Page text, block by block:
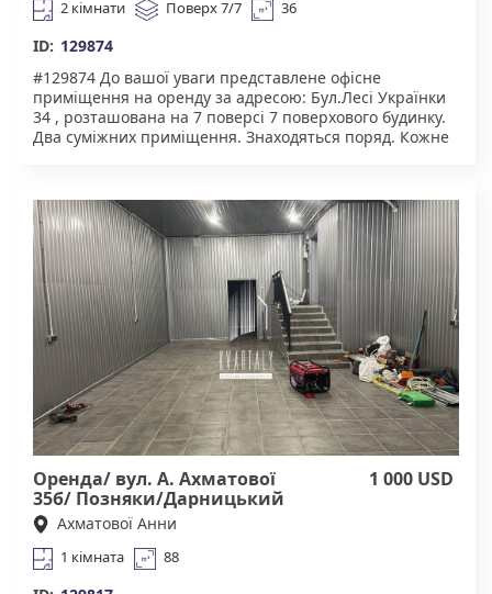
2 кімнати Поверх 7/7 36
ID: 129874
#129874 До вашої уваги представлене офісне
приміщення на оренду за адресою: Бул.Лесі Українки
34 , розташована на 7 поверсі 7 поверхового будинку.
Два суміжних приміщення. Знаходяться поряд. Кожне
інфраструктура. У пішій доступності супермаркети,
торгові центри, ресторани, велика кількість
магазинів, школи, дитячі садки, поліклініка,
стоматологічний кабінет. Тихий та затишний двір,
дружелюбні сусіди, зона для вигулу тварин, зони для
відпочинку та паркування. Зручна транспортна
розв'язка. В самому центрі. Безпечний район.
Агенство нерухомості "Квартали" Працюючи з нами,
ви отримуєте лише перевірене житло від реальних
орендодавців за адекватною ціною. Підтримка всіх
етапах угоди. Ми гарантуємо, що ви залишитеся
задоволені співпрацею!Підтримка на всіх етапах
угоди. Комісія 20% за фактом підписання договору
оренди.
Оренда/ вул. А. Ахматової
35б/ Позняки/Дарницький
1 000 USD
Ахматової Анни
1 кімната 88